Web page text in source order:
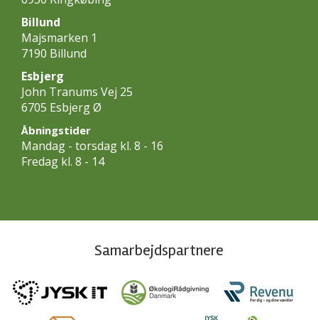
Billund
Majsmarken 1
7190 Billund
Esbjerg
John Tranums Vej 25
6705 Esbjerg Ø
Åbningstider
Mandag - torsdag kl. 8 - 16
Fredag kl. 8 - 14
Samarbejdspartnere